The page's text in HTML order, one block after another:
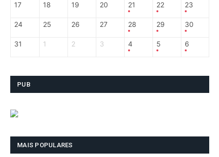
17 18 19 20 21 22 23
24 25 26 27 28 29 30
31 1 2 3 4 5 6
PUB
MAIS POPULARES